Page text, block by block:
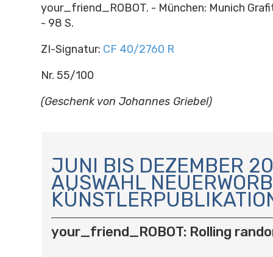
your_friend_ROBOT. - München: Munich
- 98 S.
ZI-Signatur: CF 40/2760 R
Nr. 55/100
(Geschenk von Johannes Griebel)
A
V
I
G
A
T
I
JUNI BIS DEZEMBER
AUSWAHL
your_friend_ROBOT: Rolling